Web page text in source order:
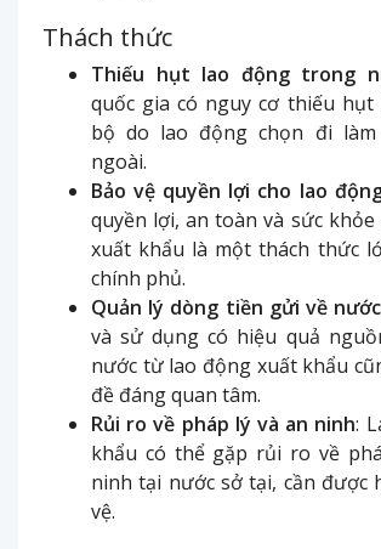
Thách thức
Thiếu hụt lao động trong
quốc gia có nguy cơ thiếu hụt
bộ do lao động chọn đi
ngoài.
Bảo vệ quyền lợi cho lao
quyền lợi, an toàn và sức
xuất khẩu là một thách thức
chính phủ.
Quản lý dòng tiền gửi về nước
và sử dụng có hiệu quả
nước từ lao động xuất khẩu
đề đáng quan tâm.
Rủi ro về pháp lý và an ninh:
khẩu có thể gặp rủi ro về
ninh tại nước sở tại, cần được
vệ.